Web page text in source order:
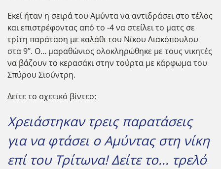
Εκεί ήταν η σειρά του Αμύντα να αντιδράσει στο τέλος
και επιστρέφοντας από το -4 να στείλει το ματς σε
τρίτη παράταση με καλάθι του Νίκου Λιακόπουλου
στα 9’’. Ο… μαραθώνιος ολοκληρώθηκε με τους νικητές
να βάζουν το κερασάκι στην τούρτα με κάρφωμα του
Σπύρου Σιούντρη.
Δείτε το σχετικό βίντεο:
Χρειάστηκαν τρεις παρατάσεις
για να φτάσει ο Αμύντας στη νίκη
επί του Τρίτωνα! Δείτε το... τρελό